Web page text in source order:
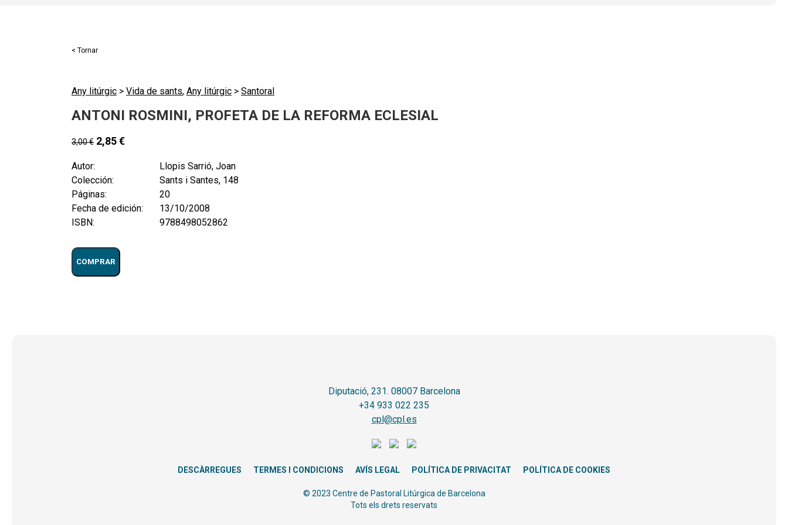
< Tornar
Any litúrgic > Vida de sants, Any litúrgic > Santoral
ANTONI ROSMINI, PROFETA DE LA REFORMA ECLESIAL
3,00€ 2,85€
Autor:
Llopis Sarrió, Joan
Colección:
Sants i Santes, 148
Páginas:
20
Fecha de edición:
13/10/2008
ISBN:
9788498052862
COMPRAR
Diputació, 231. 08007 Barcelona
+34 933 022 235
cpl@cpl.es
DESCÀRREGUES TERMES I CONDICIONS AVÍS LEGAL POLÍTICA DE PRIVACITAT POLÍTICA DE COOKIES
© 2023 Centre de Pastoral Litúrgica de Barcelona
Tots els drets reservats